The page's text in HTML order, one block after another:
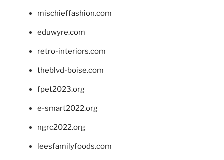
mischieffashion.com
eduwyre.com
retro-interiors.com
theblvd-boise.com
fpet2023.org
e-smart2022.org
ngrc2022.org
leesfamilyfoods.com